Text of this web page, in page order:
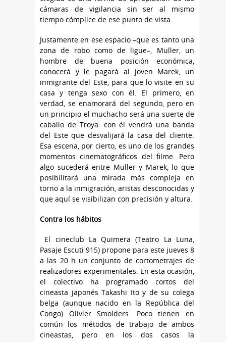
cámaras de vigilancia sin ser al mismo
tiempo cómplice de ese punto de vista.
Justamente en ese espacio –que es tanto una
zona de robo como de ligue–, Muller, un
hombre de buena posición económica,
conocerá y le pagará al joven Marek, un
inmigrante del Este, para que lo visite en su
casa y tenga sexo con él. El primero, en
verdad, se enamorará del segundo, pero en
un principio el muchacho será una suerte de
caballo de Troya: con él vendrá una banda
del Este que desvalijará la casa del cliente.
Esa escena, por cierto, es uno de los grandes
momentos cinematográficos del filme. Pero
algo sucederá entre Muller y Marek, lo que
posibilitará una mirada más compleja en
torno a la inmigración, aristas desconocidas y
que aquí se visibilizan con precisión y altura.
Contra los hábitos
El cineclub La Quimera (Teatro La Luna,
Pasaje Escuti 915) propone para este jueves 8
a las 20 h un conjunto de cortometrajes de
realizadores experimentales. En esta ocasión,
el colectivo ha programado cortos del
cineasta japonés Takashi Ito y de su colega
belga (aunque nacido en la República del
Congo) Olivier Smolders. Poco tienen en
común los métodos de trabajo de ambos
cineastas, pero en los dos casos la